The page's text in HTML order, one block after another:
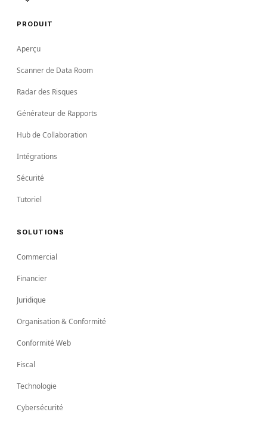
PRODUIT
Aperçu
Scanner de Data Room
Radar des Risques
Générateur de Rapports
Hub de Collaboration
Intégrations
Sécurité
Tutoriel
SOLUTIONS
Commercial
Financier
Juridique
Organisation & Conformité
Conformité Web
Fiscal
Technologie
Cybersécurité